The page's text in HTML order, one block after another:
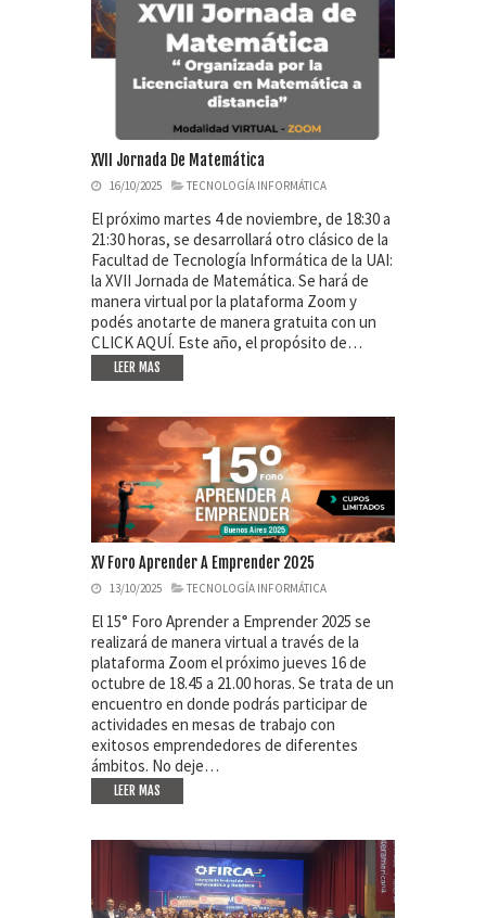
XVII Jornada De Matemática
16/10/2025 TECNOLOGÍA INFORMÁTICA
El próximo martes 4 de noviembre, de 18:30 a
21:30 horas, se desarrollará otro clásico de la
Facultad de Tecnología Informática de la UAI:
la XVII Jornada de Matemática. Se hará de
manera virtual por la plataforma Zoom y
podés anotarte de manera gratuita con un
CLICK AQUÍ. Este año, el propósito de…
LEER MAS
XV Foro Aprender A Emprender 2025
13/10/2025 TECNOLOGÍA INFORMÁTICA
El 15° Foro Aprender a Emprender 2025 se
realizará de manera virtual a través de la
plataforma Zoom el próximo jueves 16 de
octubre de 18.45 a 21.00 horas. Se trata de un
encuentro en donde podrás participar de
actividades en mesas de trabajo con
exitosos emprendedores de diferentes
ámbitos. No deje…
LEER MAS